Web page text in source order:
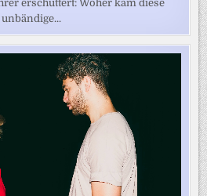
erschüttert: Woher kam diese
unbändige...